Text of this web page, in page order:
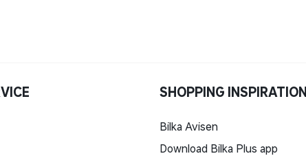
SHOPPING INSPIRATION
Bilka Avisen
Download Bilka Plus app